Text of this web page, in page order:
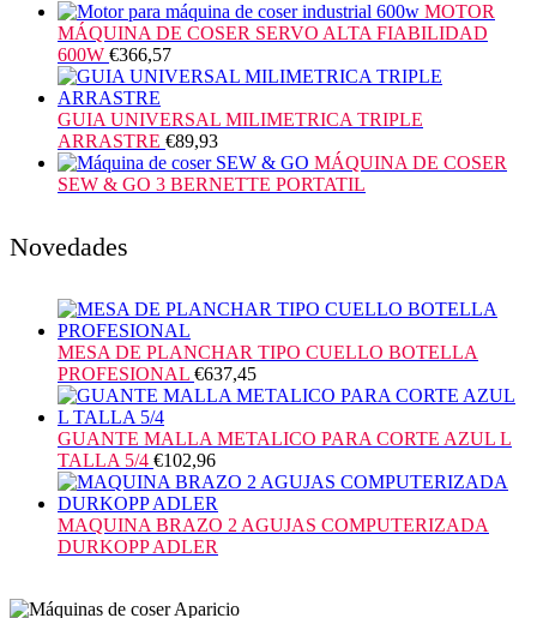
MOTOR
MÁQUINA DE COSER SERVO ALTA FIABILIDAD
600W €366,57
GUIA UNIVERSAL MILIMETRICA TRIPLE
ARRASTRE €89,93
MÁQUINA DE COSER
SEW & GO 3 BERNETTE PORTATIL
Novedades
MESA DE PLANCHAR TIPO CUELLO BOTELLA
PROFESIONAL €637,45
GUANTE MALLA METALICO PARA CORTE AZUL L
TALLA 5/4 €102,96
MAQUINA BRAZO 2 AGUJAS COMPUTERIZADA
DURKOPP ADLER